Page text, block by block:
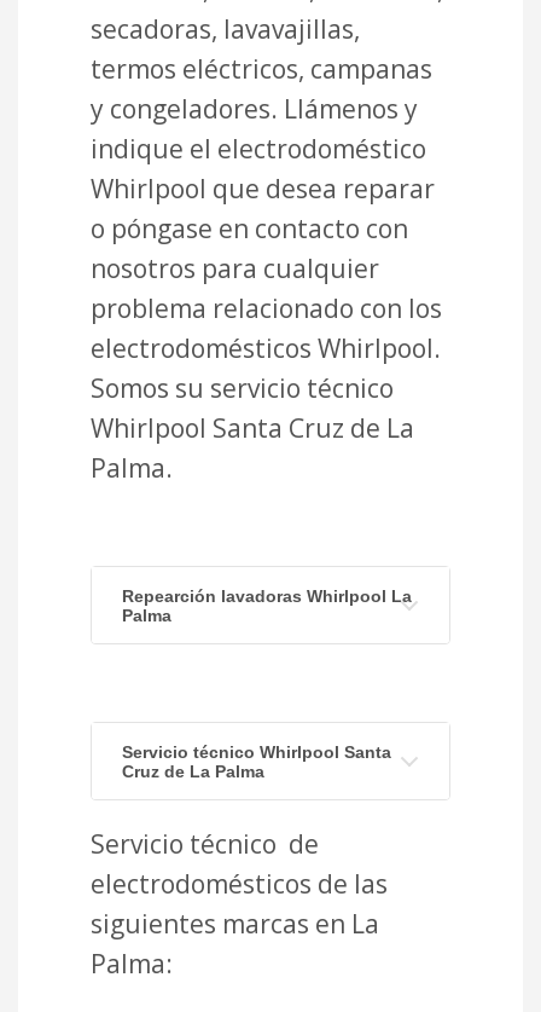
secadoras, lavavajillas,
termos eléctricos, campanas
y congeladores. Llámenos y
indique el electrodoméstico
Whirlpool que desea reparar
o póngase en contacto con
nosotros para cualquier
problema relacionado con los
electrodomésticos Whirlpool.
Somos su servicio técnico
Whirlpool Santa Cruz de La
Palma.
Repearción lavadoras Whirlpool La
Palma
Servicio técnico Whirlpool Santa
Cruz de La Palma
Servicio técnico de
electrodomésticos de las
siguientes marcas en La
Palma: